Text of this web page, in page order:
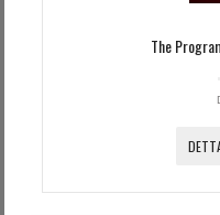
The